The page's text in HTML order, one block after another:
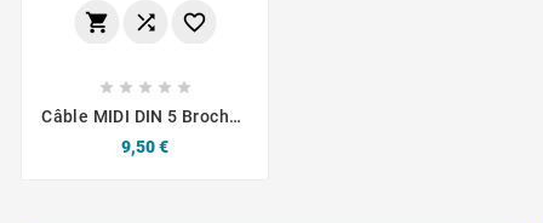
  
    
Câble MIDI DIN 5 Broches
BLK
Prix
9,50 €